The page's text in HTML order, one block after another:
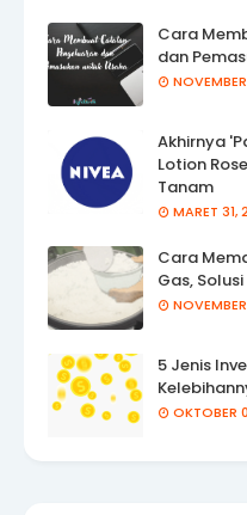
Cara
dan
Akhirnya
Lotion
Tanam
MARET 31,
Cara
Gas,
5 Jenis
OKTOBER